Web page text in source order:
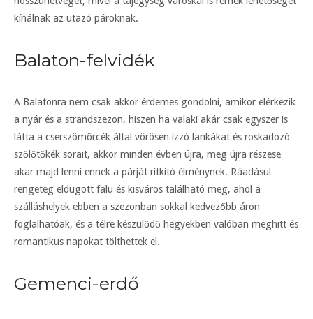
kínálnak az utazó pároknak.
Balaton-felvidék
A Balatonra nem csak akkor érdemes gondolni, amikor elérkezik
a nyár és a strandszezon, hiszen ha valaki akár csak egyszer is
látta a cserszömörcék által vörösen izzó lankákat és roskadozó
szőlőtőkék sorait, akkor minden évben újra, meg újra részese
akar majd lenni ennek a párját ritkító élménynek. Ráadásul
rengeteg eldugott falu és kisváros található meg, ahol a
szálláshelyek ebben a szezonban sokkal kedvezőbb áron
foglalhatóak, és a télre készülődő hegyekben valóban meghitt és
romantikus napokat tölthettek el.
Gemenci-erdő